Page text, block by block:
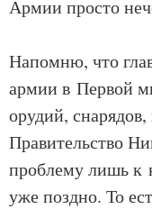
Армии просто
Напомню, что
армии в Первой
орудий,
Правительство
проблему лишь к
уже поздно. То